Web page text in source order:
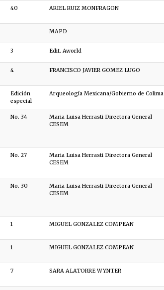
40 ARIEL RUIZ MONFRAGON
MAPD
3 Edit. Aworld
4 FRANCISCO JAVIER GOMEZ LUGO
Edición
especial
Arqueología Mexicana/Gobierno de Colima
No. 34
Maria Luisa Herrasti Directora General
CESEM
No. 27
Maria Luisa Herrasti Directora General
CESEM
No. 30
Maria Luisa Herrasti Directora General
CESEM
1 MIGUEL GONZALEZ COMPEAN
1 MIGUEL GONZALEZ COMPEAN
7 SARA ALATORRE WYNTER